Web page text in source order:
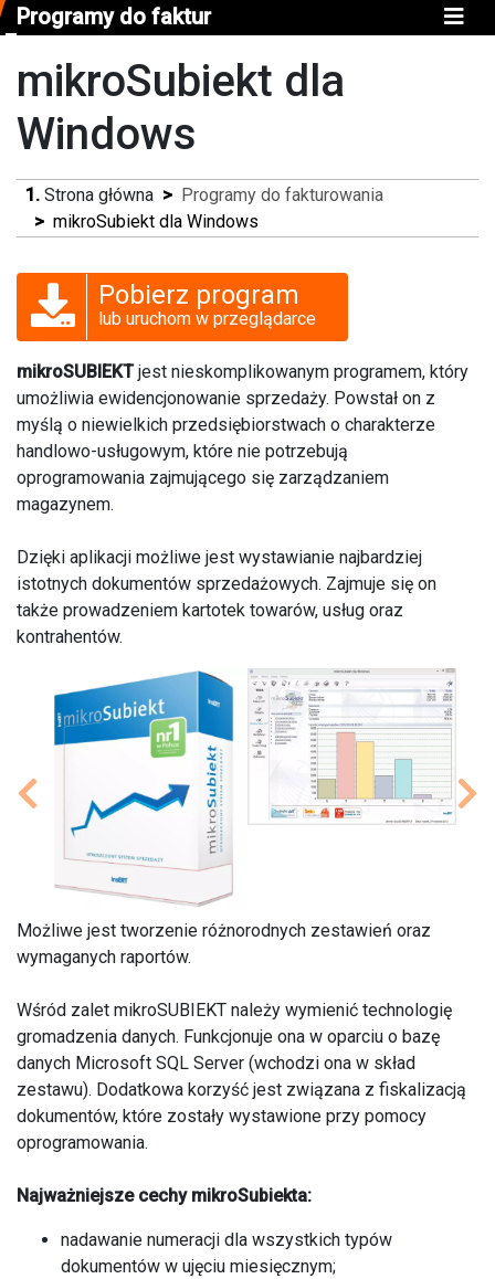
Programy do faktur
mikroSubiekt dla
Windows
Strona główna
Programy do fakturowania
mikroSubiekt dla Windows
Pobierz program
lub uruchom w przeglądarce
mikroSUBIEKTjest nieskomplikowanym programem, który
umożliwia ewidencjonowanie sprzedaży. Powstał on z
myślą o niewielkich przedsiębiorstwach o charakterze
handlowo-usługowym, które nie potrzebują
oprogramowania zajmującego się zarządzaniem
magazynem.
Dzięki aplikacji możliwe jest wystawianie najbardziej
istotnych dokumentów sprzedażowych. Zajmuje się on
także prowadzeniem kartotek towarów, usług oraz
kontrahentów.
Możliwe jest tworzenie różnorodnych zestawień oraz
wymaganych raportów.
Wśród zalet mikroSUBIEKT należy wymienić technologię
gromadzenia danych. Funkcjonuje ona w oparciu o bazę
danych Microsoft SQL Server (wchodzi ona w skład
zestawu). Dodatkowa korzyść jest związana z fiskalizacją
dokumentów, które zostały wystawione przy pomocy
oprogramowania.
Najważniejsze cechy mikroSubiekta:
nadawanie numeracji dla wszystkich typów
dokumentów w ujęciu miesięcznym;